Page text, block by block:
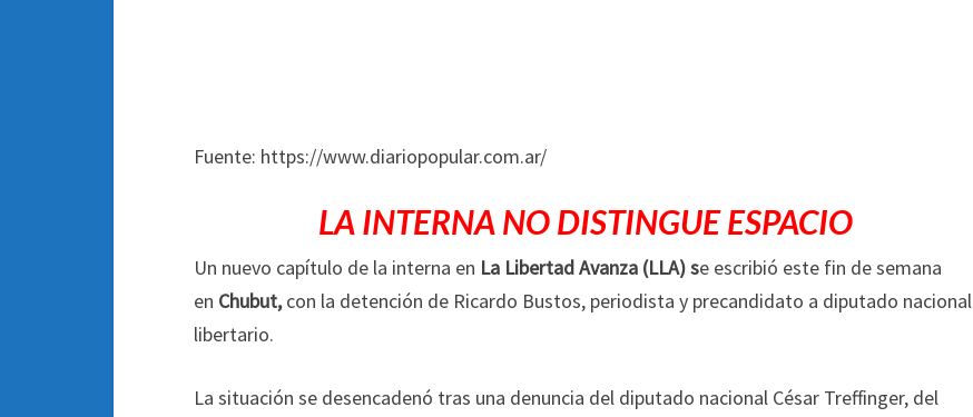
Fuente: https://www.diariopopular.com.ar/
LA INTERNA NO DISTINGUE ESPACIO
Un nuevo capítulo de la interna en La Libertad Avanza (LLA) se escribió este fin de semana
en Chubut,con la detención de Ricardo Bustos, periodista y precandidato a diputado nacional
libertario.
La situación se desencadenó tras una denuncia del diputado nacional César Treffinger, del